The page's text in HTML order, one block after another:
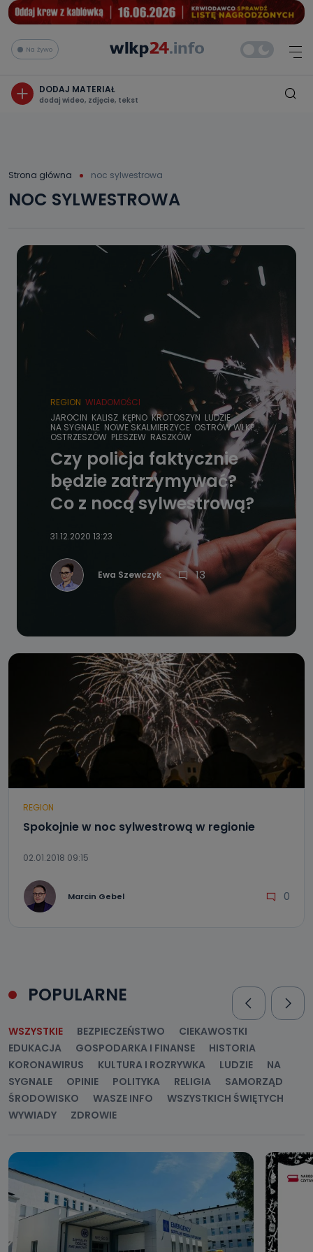
Na żywo
DODAJ MATERIAŁ
dodaj wideo, zdjęcie, tekst
Strona główna noc sylwestrowa
NOC SYLWESTROWA
REGION WIADOMOŚCI
JAROCIN KALISZ KĘPNO KROTOSZYN LUDZIE
NA SYGNALE NOWE SKALMIERZYCE OSTRÓW WLKP.
OSTRZESZÓW PLESZEW RASZKÓW
Czy policja faktycznie
będzie zatrzymywać?
Co z nocą sylwestrową?
31.12.2020 13:23
Ewa Szewczyk 13
REGION
Spokojnie w noc sylwestrową w regionie
02.01.2018 09:15
Marcin Gebel 0
POPULARNE
WSZYSTKIE BEZPIECZEŃSTWO
CIEKAWOSTKI
EDUKACJA
GOSPODARKA I FINANSE
HISTORIA
KORONAWIRUS
KULTURA I ROZRYWKA LUDZIE
NA
SYGNALE
OPINIE POLITYKA RELIGIA
SAMORZĄD
ŚRODOWISKO
WASZE INFO
WSZYSTKICH ŚWIĘTYCH
WYWIADY
ZDROWIE